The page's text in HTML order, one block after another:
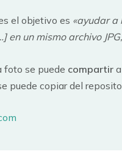
el objetivo es «ayudar a
en un mismo archivo
foto se puede compartir
puede copiar del